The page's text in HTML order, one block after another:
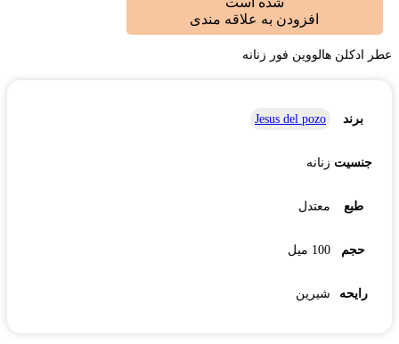
افزودن به علاقه مندی
عطر ادکلن هالووین فور زنانه
برند Jesus del pozo
جنسیت زنانه
طبع معتدل
حجم 100 میل
رایحه شیرین